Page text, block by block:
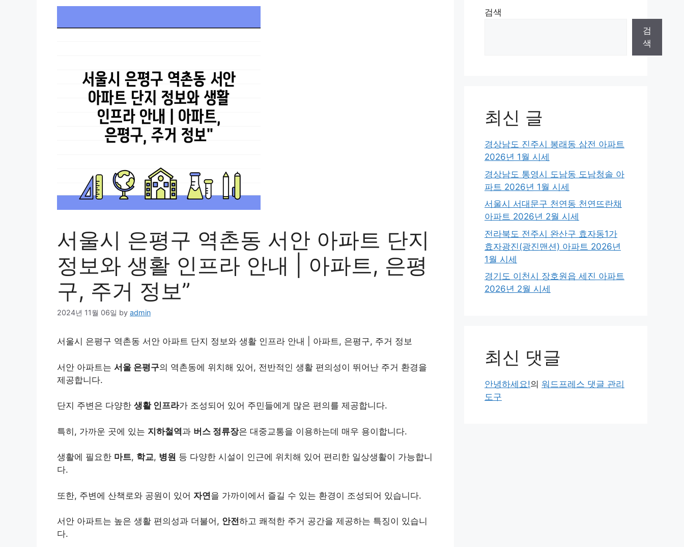
서울시 은평구 역촌동 서안 아파트 단지
정보와 생활 인프라 안내 | 아파트, 은평
구, 주거 정보”
2024년 11월 06일 by admin
서울시 은평구 역촌동 서안 아파트 단지 정보와 생활 인프라 안내 | 아파트, 은평구, 주거 정보
서안 아파트는 서울 은평구의 역촌동에 위치해 있어, 전반적인 생활 편의성이 뛰어난 주거 환경을
제공합니다.
단지 주변은 다양한 생활 인프라가 조성되어 있어 주민들에게 많은 편의를 제공합니다.
특히, 가까운 곳에 있는 지하철역과 버스 정류장은 대중교통을 이용하는데 매우 용이합니다.
생활에 필요한 마트, 학교, 병원 등 다양한 시설이 인근에 위치해 있어 편리한 일상생활이 가능합니
다.
또한, 주변에 산책로와 공원이 있어 자연을 가까이에서 즐길 수 있는 환경이 조성되어 있습니다.
서안 아파트는 높은 생활 편의성과 더불어, 안전하고 쾌적한 주거 공간을 제공하는 특징이 있습니
다.
검색
검
색
최신 글
경상남도 진주시 봉래동 삼전 아파트
2026년 1월 시세
경상남도 통영시 도남동 도남청솔 아
파트 2026년 1월 시세
서울시 서대문구 천연동 천연뜨란채
아파트 2026년 2월 시세
전라북도 전주시 완산구 효자동1가
효자광진(광진맨션) 아파트 2026년
1월 시세
경기도 이천시 장호원읍 세진 아파트
2026년 2월 시세
최신 댓글
안녕하세요!의 워드프레스 댓글 관리
도구